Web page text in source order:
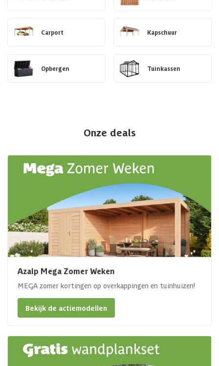
Carport Kapschuur
Opbergen Tuinkassen
Onze deals
Azalp Mega Zomer Weken
MEGA zomer kortingen op overkappingen en tuinhuizen!
Bekijk de actiemodellen